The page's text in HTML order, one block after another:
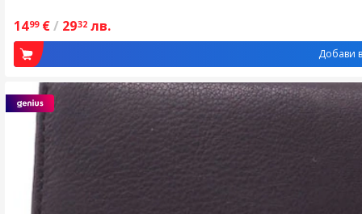
1499 €/ 2932 лв.
Добави